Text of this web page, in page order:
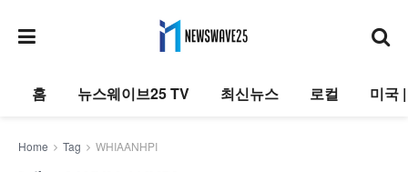
홈 뉴스웨이브25 TV 최신뉴스 로컬 미국
Home Tag WHIAANHPI